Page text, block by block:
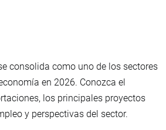
consolida como uno de los sectores
en 2026. Conozca el
los principales proyectos
y perspectivas del sector.